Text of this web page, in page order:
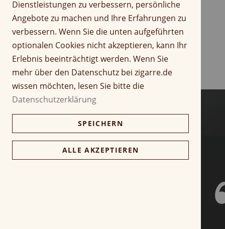
p
r
n
g
e
n
Z
u
A
n
f
a
g
d
r
i
Dienstleistungen zu verbessern, persönliche
Angebote zu machen und Ihre Erfahrungen zu
verbessern. Wenn Sie die unten aufgeführten
optionalen Cookies nicht akzeptieren, kann Ihr
Erlebnis beeinträchtigt werden. Wenn Sie
mehr über den Datenschutz bei zigarre.de
wissen möchten, lesen Sie bitte die
Datenschutzerklärung
SPEICHERN
ALLE AKZEPTIEREN